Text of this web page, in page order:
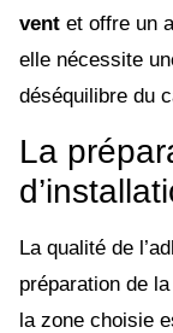
vent et offre un
elle nécessite
déséquilibre du
La
La qualité de
préparation de
la zone choisie